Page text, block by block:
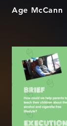
Age McCann